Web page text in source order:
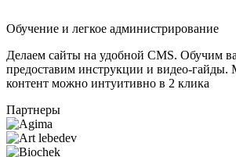
Делаем сайты на удобной CMS. Обучим
предоставим инструкции и видео-гайды.
контент можно интуитивно в 2 клика
Партнеры